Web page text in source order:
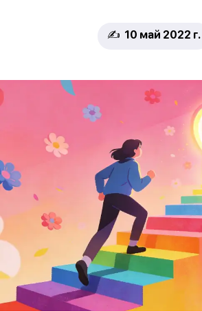
✍️ 10 май 2022 г.